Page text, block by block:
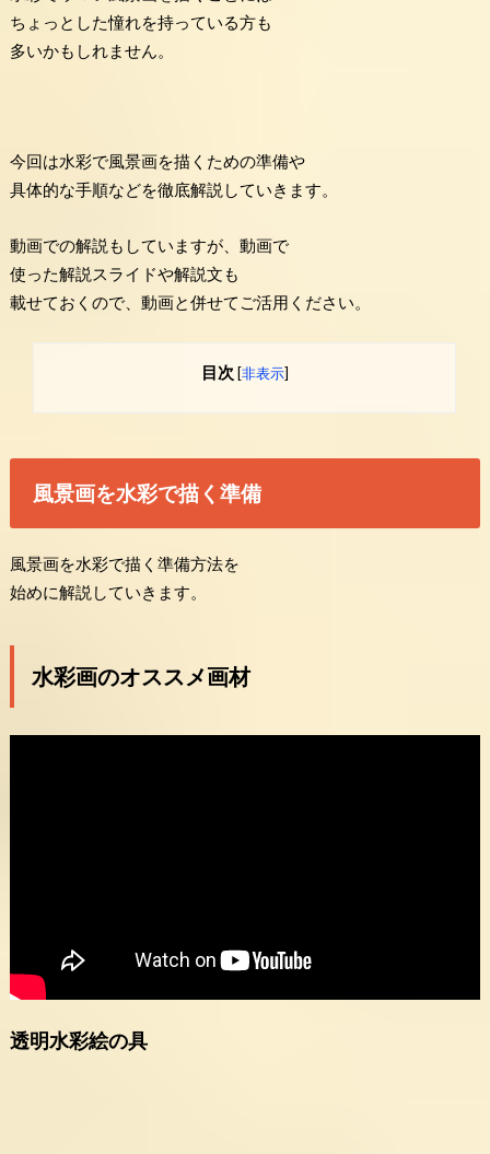
ちょっとした憧れを持っている方も
多いかもしれません。
今回は水彩で風景画を描くための準備や
具体的な手順などを徹底解説していきます。
動画での解説もしていますが、動画で
使った解説スライドや解説文も
載せておくので、動画と併せてご活用ください。
目次 [非表示]
風景画を水彩で描く準備
風景画を水彩で描く準備方法を
始めに解説していきます。
水彩画のオススメ画材
透明水彩絵の具